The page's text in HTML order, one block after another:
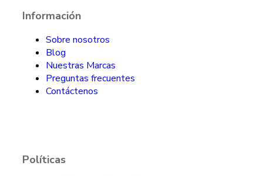
Información
Sobre nosotros
Blog
Nuestras Marcas
Preguntas frecuentes
Contáctenos
Políticas